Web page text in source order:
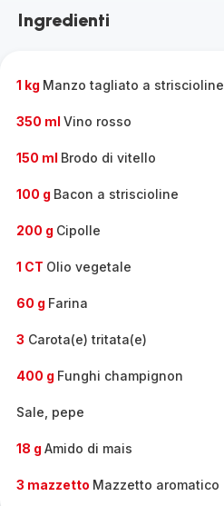
la
Ingredienti
1 kg Manzo tagliato a striscioline
350 ml Vino rosso
150 ml Brodo di vitello
100 g Bacon a striscioline
200 g Cipolle
1 CT Olio vegetale
60 g Farina
3 Carota(e) tritata(e)
400 g Funghi champignon
Sale, pepe
18 g Amido di mais
3 mazzetto Mazzetto aromatico